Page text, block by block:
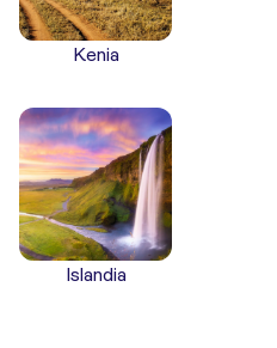
Kenia
Islandia